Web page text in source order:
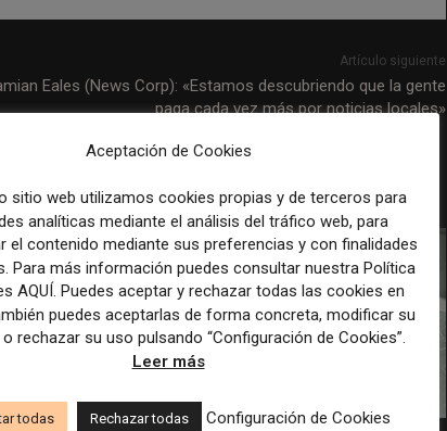
Artículo siguiente
Eales (News Corp): «Estamos descubriendo que la gente
paga cada vez más por noticias locales»
Aceptación de Cookies
sitio web utilizamos cookies propias y de terceros para
analíticas mediante el análisis del tráfico web, para
el contenido mediante sus preferencias y con finalidades
Para más información puedes consultar nuestra Política
AQUÍ. Puedes aceptar y rechazar todas las cookies en
puedes aceptarlas de forma concreta, modificar su
rechazar su uso pulsando “Configuración de Cookies”.
Leer más
todas Rechazar todas Configuración de Cookies